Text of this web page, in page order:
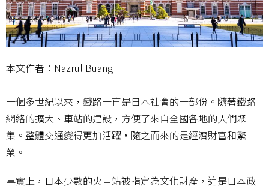
本文作者：Nazrul Buang
一個多世紀以來，鐵路一直是日本社會的一部份。隨著鐵路
網絡的擴大、車站的建設，方便了來自全國各地的人們聚
集。整體交通變得更加活躍，隨之而來的是經濟財富和繁
榮。
事實上，日本少數的火車站被指定為文化財產，這是日本政